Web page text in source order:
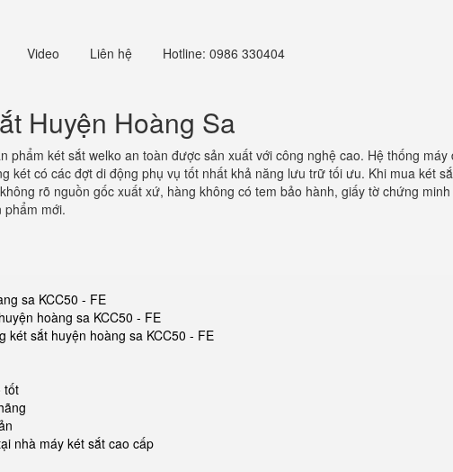
Video Liên hệ Hotline: 0986 330404
Huyện Hoàng Sa
phẩm két sắt welko an toàn được sản xuất với công nghệ cao. Hệ thống
két có các đợt di động phụ vụ tốt nhất khả năng lưu trữ tối ưu. Khi mua két
rõ nguồn gốc xuất xứ, hàng không có tem bảo hành, giấy tờ chứng
phẩm mới.
sa KCC50 - FE
hoàng sa KCC50 - FE
két sắt huyện hoàng sa KCC50 - FE
tốt
nhà máy két sắt cao cấp